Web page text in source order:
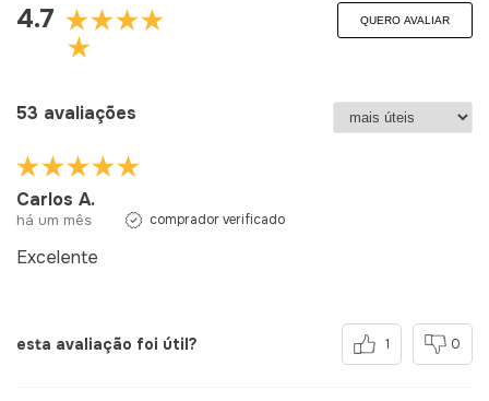
4.7 QUERO AVALIAR
53 avaliações
Carlos A.
há um mês comprador verificado
Excelente
esta avaliação foi útil? 1 0